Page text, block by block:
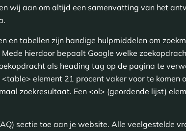
wij aan om altijd een samenvatting van het
en tabellen zijn handige hulpmiddelen om
hierdoor bepaalt Google welke
als heading tag op de pagina te
<table> element 21 procent vaker voor te komen
zoekresultaat. Een <ol> (geordende lijst)
sectie toe aan je website. Alle veelgestelde